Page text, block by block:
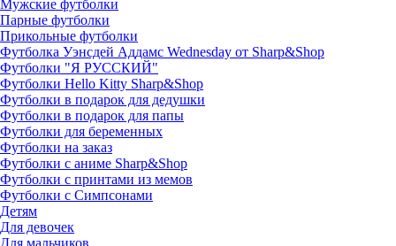
Мужские футболки
Парные футболки
Прикольные футболки
Футболка Уэнсдей Аддамс Wednesday от Sharp&Shop
Футболки "Я РУССКИЙ"
Футболки Hello Kitty Sharp&Shop
Футболки в подарок для дедушки
Футболки в подарок для папы
Футболки для беременных
Футболки на заказ
Футболки с аниме Sharp&Shop
Футболки с принтами из мемов
Футболки с Симпсонами
Детям
Для девочек
Для мальчиков